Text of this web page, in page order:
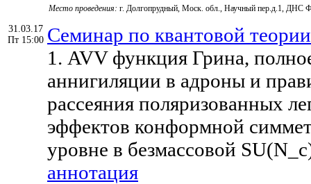
Место проведения: г. Долгопрудный, Моск. обл., Научный пер.д.1,
31.03.17
Пт 15:00 Семинар по квантовой
1. AVV функция Грина,
аннигиляции в адроны и
рассеяния поляризованных
эффектов конформной
уровне в безмассовой
аннотация